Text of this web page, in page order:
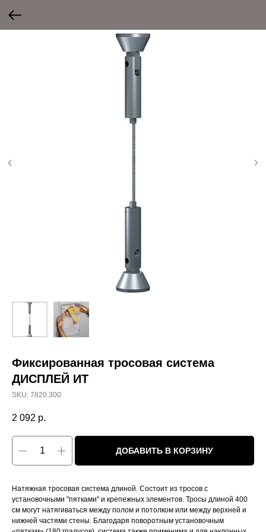
Фиксированная тросовая система
ДИСПЛЕЙ ИТ
SKU: 7820.300
2 092 р.
ДОБАВИТЬ В КОРЗИНУ
Натяжная тросовая система длиной. Состоит из тросов с
установочными "пятками" и крепежных элементов. Тросы длиной 400
см могут натягиваться между полом и потолком или между верхней и
нижней частями стены. Благодаря поворотным установочным